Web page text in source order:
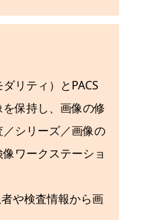
リティ）とPACS
保持し、画像の修
シリーズ／画像の
ワークステーショ
や検査情報から画